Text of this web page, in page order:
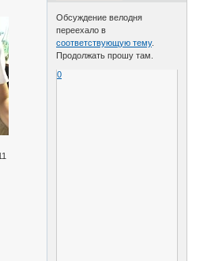
Обсуждение велодня
переехало в
соответствующую тему.
Продолжать прошу там.
0